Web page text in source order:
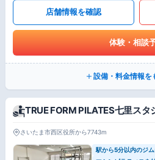
店舗情報を確認
体験・相談
設備・料金情報を
TRUE FORM PILATES七里スタ
さいたま市西区役所から7743m
駅から5分以内のジ